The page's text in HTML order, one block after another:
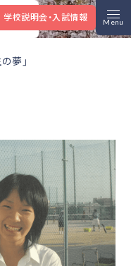
東高等学校
学校説明会・入試情報
夢」